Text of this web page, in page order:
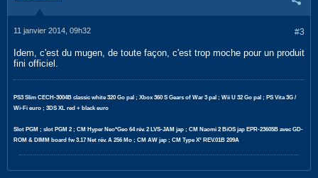
#3
11 janvier 2014, 09h32
Idem, c'est du mugen, de toute façon, c'est trop moche pour un produit
fini officiel.
PS3 Slim CECH-3004B classic white 320 Go pal ; Xbox 360 S Gears of War 3 pal ; Wii U 32 Go pal ; PS Vita 3G /
Wi-Fi euro ; 3DS XL red + black euro
Slot PGM ; slot PGM 2 ; CM Hyper Neo*Geo 64 rév. 2 LVS-JAM jap ; CM Naomi 2 BiOS jap EPR-23605B avec GD-
ROM & DIMM board fw 3.17 Net rév. A 256 Mo ; CM AW jap ; CM Type X² REV.01B 209A